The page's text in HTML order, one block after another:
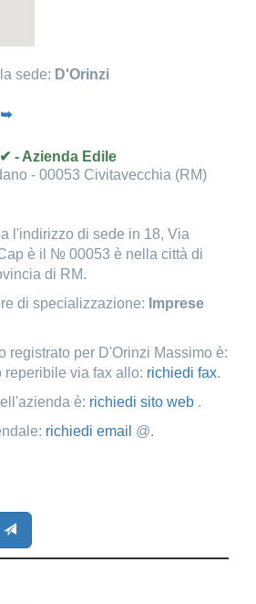
sede: D'Orinzi
➥
- Azienda Edile
- 00053 Civitavecchia (RM)
l'indirizzo di sede in 18, Via
è il № 00053 è nella città di
di RM.
di specializzazione: Imprese
registrato per D'Orinzi Massimo è:
reperibile via fax allo: richiedi fax.
è: richiedi sito web .
richiedi email @.